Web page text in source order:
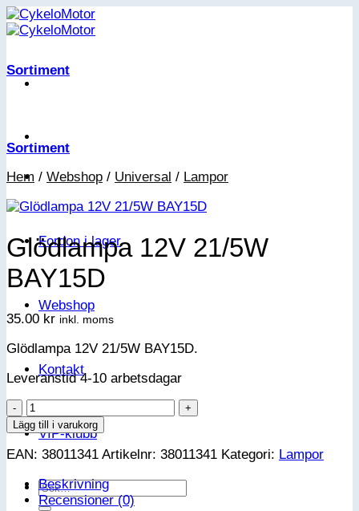
Skip
to
Fordon i lager
Webshop
Kontakt
VIP-klubb
Sök
efter:
Sortiment
Sortiment
Hem / Webshop / Universal / Lampor
Glödlampa 12V 21/5W
BAY15D
35.00 kr inkl. moms
Glödlampa 12V 21/5W BAY15D.
Leveranstid 4-10 arbetsdagar
Glödlampa
12V
21/5W
BAY15D
Lägg till i varukorg
EAN: 38011341 Artikelnr: 38011341 Kategori: Lampor
Beskrivning
Recensioner (0)